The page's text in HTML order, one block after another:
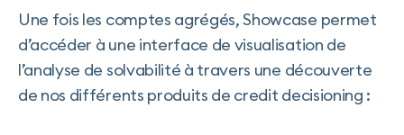
Une fois les comptes agrégés, Showcase permet
d’accéder à une interface de visualisation de
l’analyse de solvabilité à travers une découverte
de nos différents produits de credit decisioning :